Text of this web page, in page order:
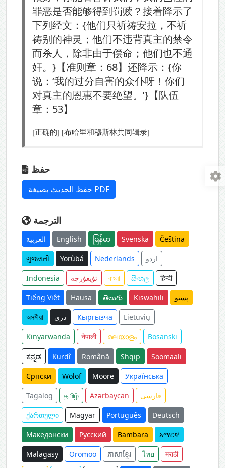
罪恶是否能够得到罚赎？接着降示了
下列经文：{他们只祈祷安拉，不祈
祷别的神灵；他们不违背真主的禁令
而杀人，除非由于偿命；他们也不通
奸。}【准则章：68】还降示：{你
说：‘我的过分自害的众仆呀！你们
对真主的恩惠不要绝望。’}【队伍
章：53】
[正确的] [布哈里和穆斯林共同辑录]
حفظ
حفظ الحديث بصيغة PDF
الترجمة
العربية English မြန်မာ Svenska Čeština
ગુજરાતી Yorùbá Nederlands اردو
Indonesia ئۇيغۇرچە বাংলা සිංහල हिन्दी
Tiếng Việt Hausa తెలుగు Kiswahili پښتو
অসমীয়া دری Кыргызча Lietuvių
Kinyarwanda नेपाली മലയാളം Bosanski
ಕನ್ನಡ Kurdî Română Shqip Soomaali
Српски Wolof Moore Українська
Tagalog தமிழ் Azərbaycan فارسی
ქართული Magyar Português Deutsch
Македонски Русский Bambara አማርኛ
Malagasy Oromoo ភាសាខ្មែរ ไทย मराठी